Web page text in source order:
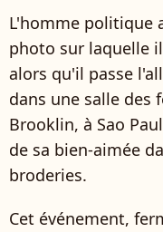
L'homme politique
photo sur laquelle
alors qu'il passe
dans une salle des
Brooklin, à Sao
de sa bien-aimée
broderies.
Cet événement,